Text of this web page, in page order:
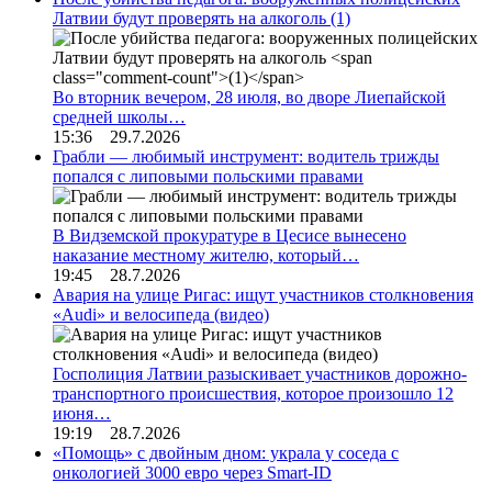
Латвии будут проверять на алкоголь (1)
Во вторник вечером, 28 июля, во дворе Лиепайской
средней школы…
15:36 29.7.2026
Грабли — любимый инструмент: водитель трижды
попался с липовыми польскими правами
В Видземской прокуратуре в Цесисе вынесено
наказание местному жителю, который…
19:45 28.7.2026
Авария на улице Ригас: ищут участников столкновения
«Audi» и велосипеда (видео)
Госполиция Латвии разыскивает участников дорожно-
транспортного происшествия, которое произошло 12
июня…
19:19 28.7.2026
«Помощь» с двойным дном: украла у соседа с
онкологией 3000 евро через Smart-ID